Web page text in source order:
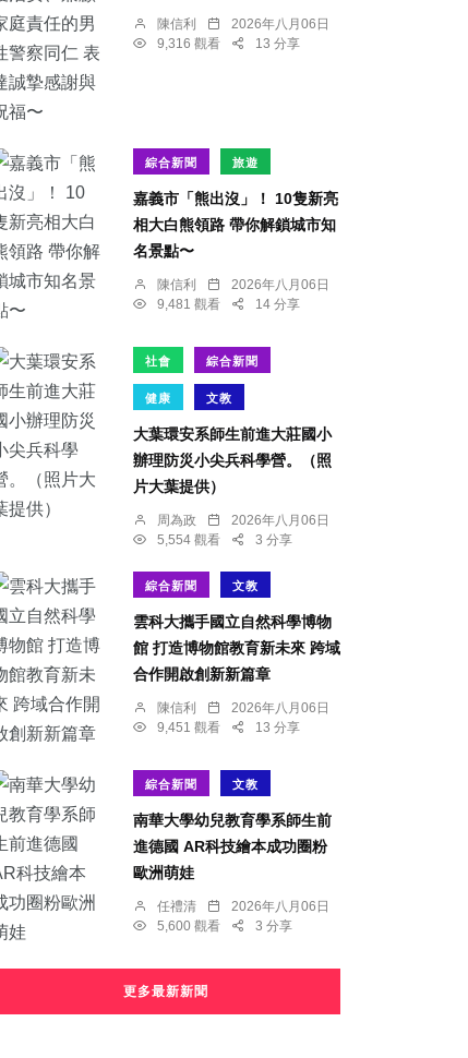
陳信利
2026年八月06日
9,316 觀看
13 分享
綜合新聞 旅遊
嘉義市「熊出沒」！ 10隻新亮
相大白熊領路 帶你解鎖城市知
名景點〜
陳信利
2026年八月06日
9,481 觀看
14 分享
社會 綜合新聞
健康 文教
大葉環安系師生前進大莊國小
辦理防災小尖兵科學營。（照
片大葉提供）
周為政
2026年八月06日
5,554 觀看
3 分享
綜合新聞 文教
雲科大攜手國立自然科學博物
館 打造博物館教育新未來 跨域
合作開啟創新新篇章
陳信利
2026年八月06日
9,451 觀看
13 分享
綜合新聞 文教
南華大學幼兒教育學系師生前
進德國 AR科技繪本成功圈粉
歐洲萌娃
任禮清
2026年八月06日
5,600 觀看
3 分享
更多最新新聞